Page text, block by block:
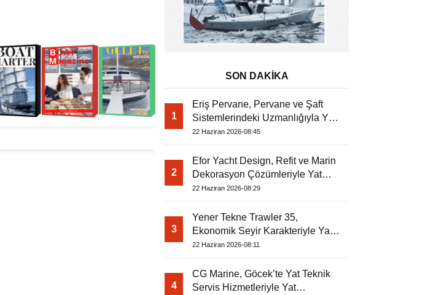
SON DAKİKA
1
Eriş Pervane, Pervane ve Şaft
Sistemlerindeki Uzmanlığıyla Yat
Dergisi’nde
22 Haziran 2026-08:45
2
Efor Yacht Design, Refit ve Marin
Dekorasyon Çözümleriyle Yat
Dergisi’nde
22 Haziran 2026-08:29
3
Yener Tekne Trawler 35,
Ekonomik Seyir Karakteriyle Yat
Dergisi’nde
22 Haziran 2026-08:11
4
CG Marine, Göcek’te Yat Teknik
Servis Hizmetleriyle Yat